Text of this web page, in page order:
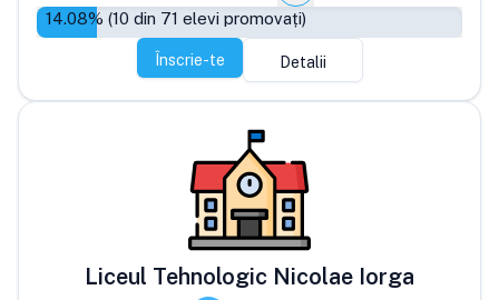
14.08% (10 din 71 elevi promovați)
Înscrie-te Detalii
Liceul Tehnologic Nicolae Iorga